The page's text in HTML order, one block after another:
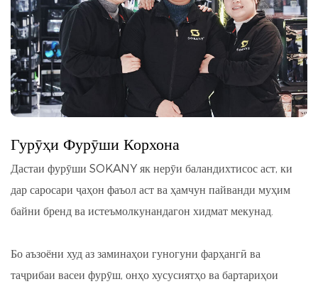
Гурӯҳи Фурӯши Корхона
Дастаи фурӯши SOKANY як нерӯи баландихтисос аст, ки
дар саросари ҷаҳон фаъол аст ва ҳамчун пайванди муҳим
байни бренд ва истеъмолкунандагон хидмат мекунад.
Бо аъзоёни худ аз заминаҳои гуногуни фарҳангӣ ва
таҷрибаи васеи фурӯш, онҳо хусусиятҳо ва бартариҳои